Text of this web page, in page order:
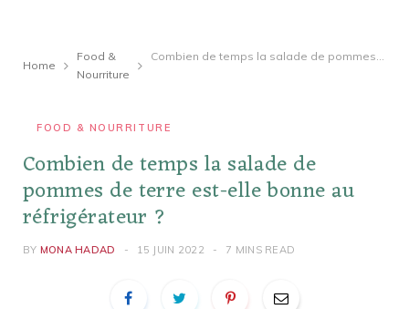
Home
Food &
Nourriture
Combien de temps la salade de pommes de terre est-elle bonne au réfrigérateur ?
FOOD & NOURRITURE
Combien de temps la salade de
pommes de terre est-elle bonne au
réfrigérateur ?
BY MONA HADAD 15 JUIN 2022 7 MINS READ